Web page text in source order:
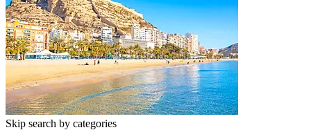
Skip search by categories